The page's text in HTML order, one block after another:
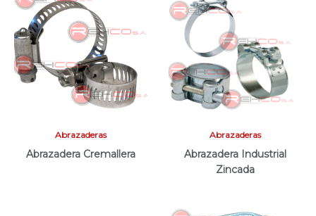
Abrazaderas
Abrazadera Cremallera
Abrazaderas
Abrazadera Industrial
Zincada